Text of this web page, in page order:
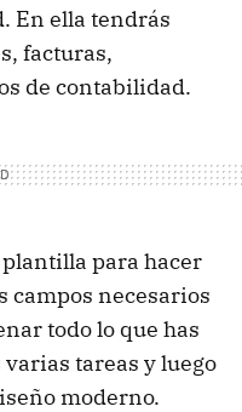
En ella tendrás
facturas,
de contabilidad.
plantilla para hacer
campos necesarios
todo lo que has
tareas y luego
moderno.